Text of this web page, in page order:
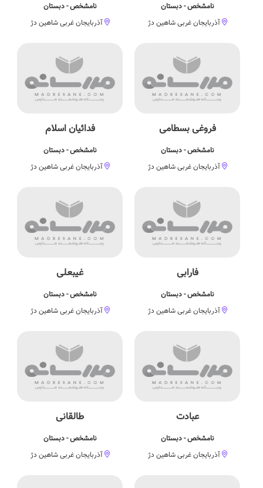
نامشخص - دبستان
آذربایجان غربی شاهین دژ
نامشخص - دبستان
آذربایجان غربی شاهین دژ
فروغی بسطامی
نامشخص - دبستان
آذربایجان غربی شاهین دژ
فدائیان اسلام
نامشخص - دبستان
آذربایجان غربی شاهین دژ
فارابی
نامشخص - دبستان
آذربایجان غربی شاهین دژ
غیبعلی
نامشخص - دبستان
آذربایجان غربی شاهین دژ
عبادت
نامشخص - دبستان
آذربایجان غربی شاهین دژ
طالقانی
نامشخص - دبستان
آذربایجان غربی شاهین دژ